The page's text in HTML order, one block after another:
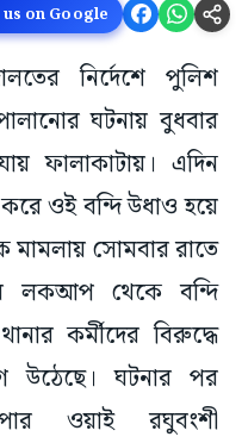
on Google
নির্দেশে পুলিশ
ঘটনায় বুধবার
ফালাকাটায়। এদিন
ওই বন্দি উধাও হয়ে
মামলায় সোমবার রাতে
লকআপ থেকে বন্দি
কর্মীদের বিরুদ্ধে
উঠেছে। ঘটনার পর
ওয়াই রঘুবংশী